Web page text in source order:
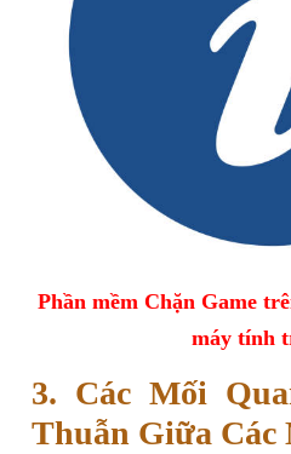
Phần mềm Chặn Game
máy tính
3. Các Mối
Thuẫn Giữa Các